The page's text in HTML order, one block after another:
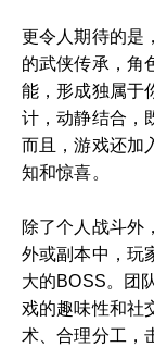
更令人期待的是
的武侠传承，角
能，形成独属于
计，动静结合，
而且，游戏还加
知和惊喜。
除了个人战斗外
外或副本中，玩
大的BOSS。团
戏的趣味性和社
术、合理分工，